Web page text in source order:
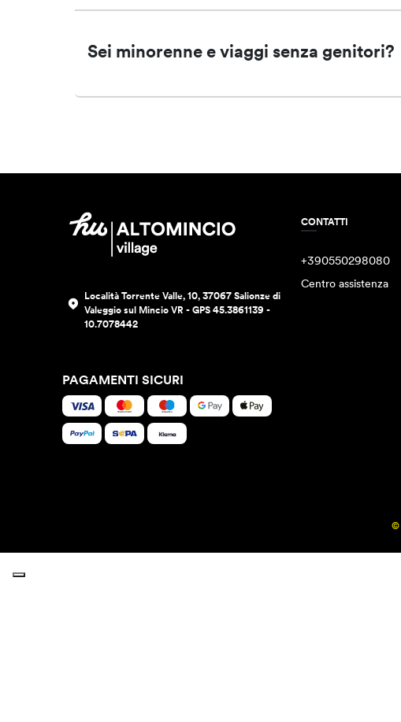
Sei minorenne e viaggi senza genitori?
Località Torrente Valle, 10, 37067 Salionze di
Valeggio sul Mincio VR - GPS 45.3861139 -
10.7078442
PAGAMENTI SICURI
CONTATTI
+390550298080
Centro assistenza
©